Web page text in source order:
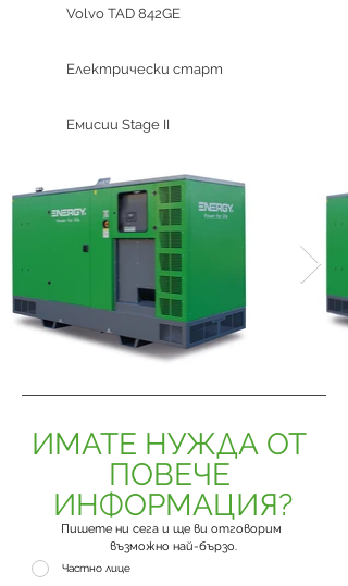
Volvo TAD 842GE
Електрически старт
Емисии Stage II
ИМАТЕ НУЖДА ОТ
ПОВЕЧЕ
ИНФОРМАЦИЯ?
Пишете ни сега и ще ви отговорим
възможно най-бързо.
Частно лице